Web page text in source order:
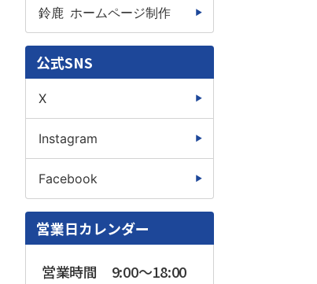
鈴鹿 ホームページ制作
公式SNS
X
Instagram
Facebook
営業日カレンダー
営業時間 9:00～18:00